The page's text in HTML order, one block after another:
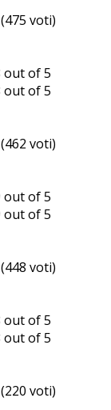
(475 voti)
(462 voti)
(448 voti)
(220 voti)